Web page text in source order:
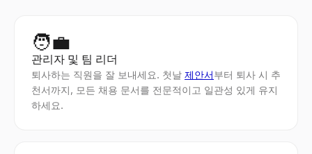
🧑‍💼
관리자 및 팀 리더
퇴사하는 직원을 잘 보내세요. 첫날 제안서부터 퇴사 시 추
천서까지, 모든 채용 문서를 전문적이고 일관성 있게 유지
하세요.